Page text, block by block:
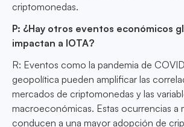
criptomonedas.
P: ¿Hay otros eventos económicos
impactan a IOTA?
R: Eventos como la pandemia de
geopolítica pueden amplificar las
mercados de criptomonedas y las
macroeconómicas. Estas ocurrencias a
conducen a una mayor adopción de